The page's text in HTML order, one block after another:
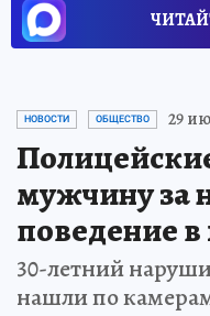
НОВОСТИ ОБЩЕСТВО 29
мужчину за
поведение в
30-летний
нашли по